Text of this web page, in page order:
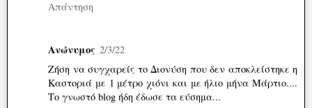
Απάντηση
Ανώνυμος 2/3/22
Ζήση να συγχαρείς το Διονύση που δεν αποκλείστηκε η
Καστοριά με 1 μέτρο χιόνι και με ήλιο μήνα Μάρτιο....
Το γνωστό blog ήδη έδωσε τα εύσημα...